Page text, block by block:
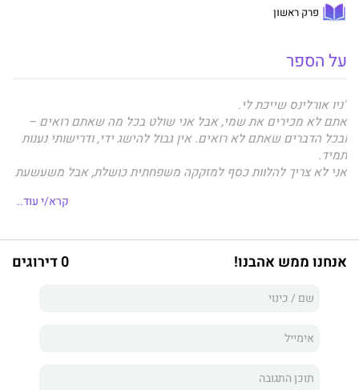
פרק ראשון
על הספר
"ניו אורלינס שייכת לי.
אתם לא מכירים את שמי, אבל אני שולט בכל מה שאתם רואים –
ובכל הדברים שאתם לא רואים. אין גבול להישג ידי, ודרישותי נענות
תמיד.
אני לא צריך להלוות כסף למזקקה משפחתית כושלת, אבל משעשעת
היא תהיה שלי. אני אנצל אותה. אולי אפילו אחזיק בה.
הגיע הזמן לגבות את החוב.
קירה קילגוֹר, את רכושו של לאקלן מאונט".
סיפורם של קירה קילגור ולאקלן מאונט ממשיך באימפריית
החטאים.
קרא/י עוד..
אנחנו ממש אהבנו! 0 דירוגים